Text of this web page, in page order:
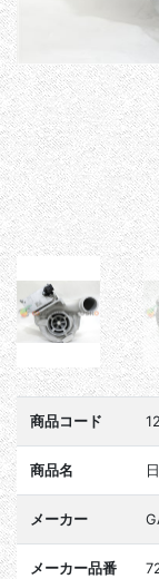
商品コード
商品名
メーカー
メーカー品番